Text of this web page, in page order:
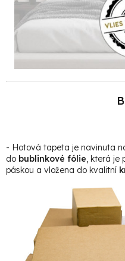
- Hotová tapeta je navinuta
do bublinkové fólie, která je
páskou a vložena do kvalitní